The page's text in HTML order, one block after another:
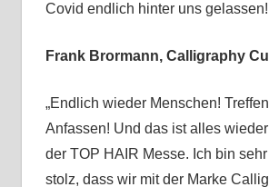
Covid endlich hinter uns
Frank Brormann, Calligraphy
„Endlich wieder Menschen!
Anfassen! Und das ist alles
der TOP HAIR Messe. Ich bin
stolz, dass wir mit der Marke